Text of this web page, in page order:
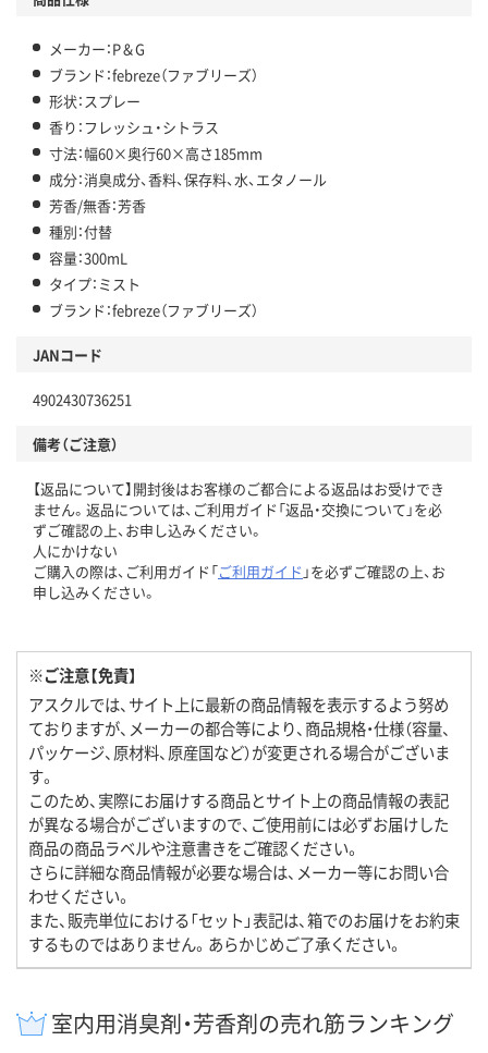
メーカー：P＆G
ブランド：febreze（ファブリーズ）
形状：スプレー
香り：フレッシュ・シトラス
寸法：幅60×奥行60×高さ185mm
成分：消臭成分、香料、保存料、水、エタノール
芳香/無香：芳香
種別：付替
容量：300mL
タイプ：ミスト
ブランド：febreze（ファブリーズ）
JANコード
4902430736251
備考（ご注意）
【返品について】開封後はお客様のご都合による返品はお受けでき
ません。返品については、ご利用ガイド「返品・交換について」を必
ずご確認の上、お申し込みください。
人にかけない
ご購入の際は、ご利用ガイド「ご利用ガイド 」を必ずご確認の上、お
申し込みください。
※ご注意【免責】
アスクルでは、サイト上に最新の商品情報を表示するよう努め
ておりますが、メーカーの都合等により、商品規格・仕様（容量、
パッケージ、原材料、原産国など）が変更される場合がございま
す。
このため、実際にお届けする商品とサイト上の商品情報の表記
が異なる場合がございますので、ご使用前には必ずお届けした
商品の商品ラベルや注意書きをご確認ください。
さらに詳細な商品情報が必要な場合は、メーカー等にお問い合
わせください。
また、販売単位における「セット」表記は、箱でのお届けをお約束
するものではありません。あらかじめご了承ください。
室内用消臭剤・芳香剤の売れ筋ランキング